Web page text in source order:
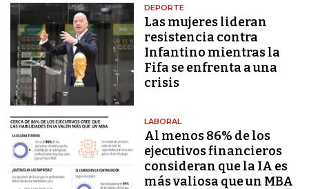
DEPORTE
Las mujeres lideran
resistencia contra
Infantino mientras la
Fifa se enfrenta a una
crisis
LABORAL
Al menos 86% de los
ejecutivos financieros
consideran que la IA es
más valiosa que un MBA